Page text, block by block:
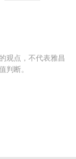
观点，不代表雅昌
断。